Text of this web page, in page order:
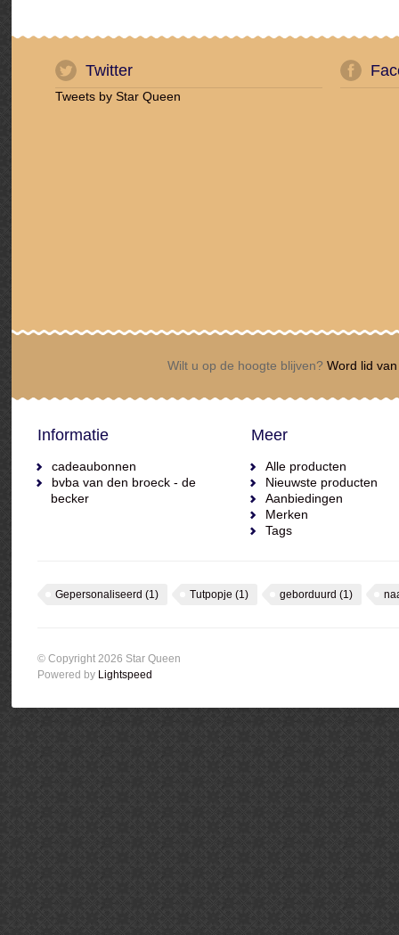
Twitter
Tweets by Star Queen
Wilt u op de hoogte blijven? Word lid
Informatie
cadeaubonnen
bvba van den broeck - de
becker
Meer
Alle producten
Nieuwste producten
Aanbiedingen
Merken
Tags
Gepersonaliseerd (1) Tutpopje (1) geborduurd (1)
© Copyright 2026 Star Queen
Powered by Lightspeed